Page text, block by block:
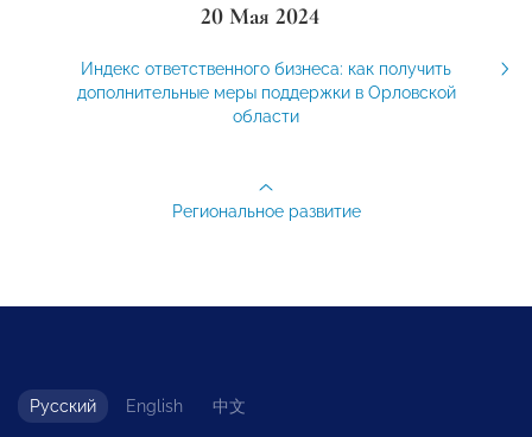
20 Мая 2024
Индекс ответственного бизнеса: как получить
дополнительные меры поддержки в Орловской
области
Региональное развитие
Русский English 中文